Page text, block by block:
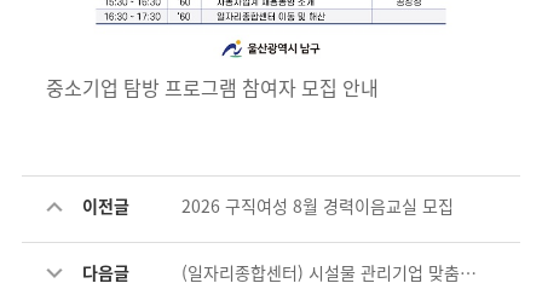
중소기업 탐방 프로그램 참여자 모집 안내
이전글 2026 구직여성 8월 경력이음교실 모집
다음글 (일자리종합센터) 시설물 관리기업 맞춤형 일자리 구하는 날 참여안내